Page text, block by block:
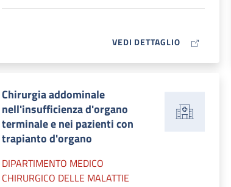
VEDI DETTAGLIOMAP ICON
Chirurgia addominale
nell'insufficienza d'organo
terminale e nei pazienti con
trapianto d'organo
DIPARTIMENTO MEDICO
CHIRURGICO DELLE MALATTIE